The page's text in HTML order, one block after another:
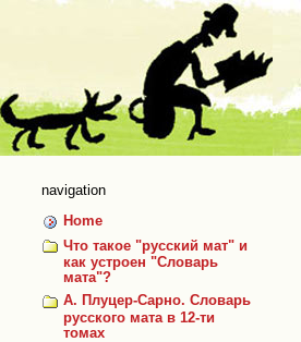
navigation
Home
Что такое "русский мат" и
как устроен "Словарь
мата"?
А. Плуцер-Сарно. Словарь
русского мата в 12-ти
томах